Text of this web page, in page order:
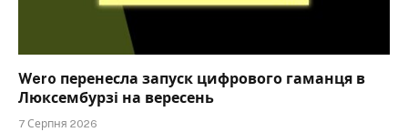
Wero перенесла запуск цифрового гаманця в
Люксембурзі на вересень
7 Серпня 2026